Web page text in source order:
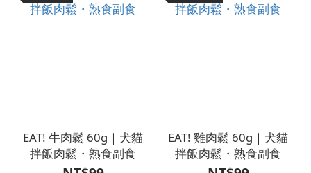
EAT! 牛肉鬆 60g｜犬貓
拌飯肉鬆・熟食副食
EAT! 雞肉鬆 60g｜犬貓
拌飯肉鬆・熟食副食